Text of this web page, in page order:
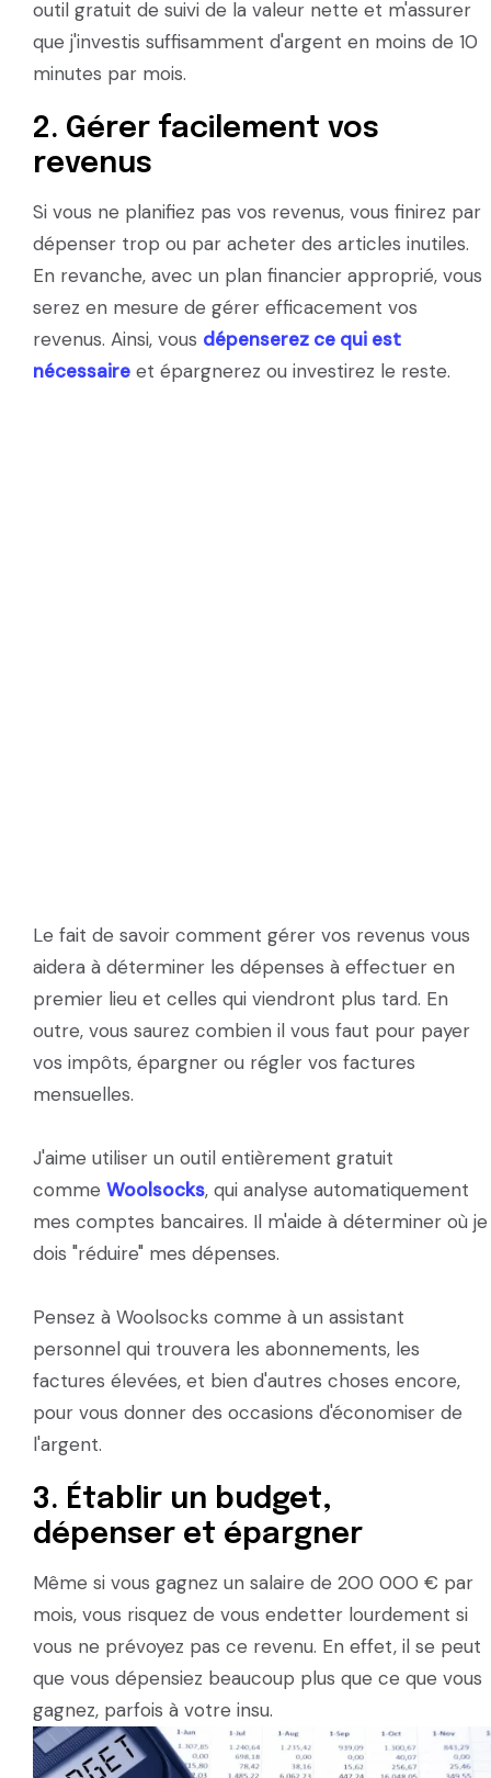
outil gratuit de suivi de la valeur nette et m'assurer
que j'investis suffisamment d'argent en moins de 10
minutes par mois.
2. Gérer facilement vos
revenus
Si vous ne planifiez pas vos revenus, vous finirez par
dépenser trop ou par acheter des articles inutiles.
En revanche, avec un plan financier approprié, vous
serez en mesure de gérer efficacement vos
revenus. Ainsi, vous dépenserez ce qui est
nécessaire et épargnerez ou investirez le reste.
Le fait de savoir comment gérer vos revenus vous
aidera à déterminer les dépenses à effectuer en
premier lieu et celles qui viendront plus tard. En
outre, vous saurez combien il vous faut pour payer
vos impôts, épargner ou régler vos factures
mensuelles.
J'aime utiliser un outil entièrement gratuit
comme Woolsocks, qui analyse automatiquement
mes comptes bancaires. Il m'aide à déterminer où je
dois "réduire" mes dépenses.
Pensez à Woolsocks comme à un assistant
personnel qui trouvera les abonnements, les
factures élevées, et bien d'autres choses encore,
pour vous donner des occasions d'économiser de
l'argent.
3. Établir un budget,
dépenser et épargner
Même si vous gagnez un salaire de 200 000 € par
mois, vous risquez de vous endetter lourdement si
vous ne prévoyez pas ce revenu. En effet, il se peut
que vous dépensiez beaucoup plus que ce que vous
gagnez, parfois à votre insu.